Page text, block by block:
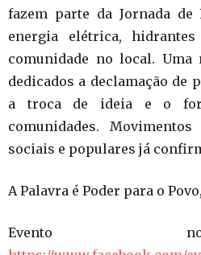
fazem parte da Jornada de
energia elétrica,
comunidade no local.
dedicados a declamação de
a troca de ideia e o
comunidades.
sociais e populares já
A Palavra é Poder para o
Evento